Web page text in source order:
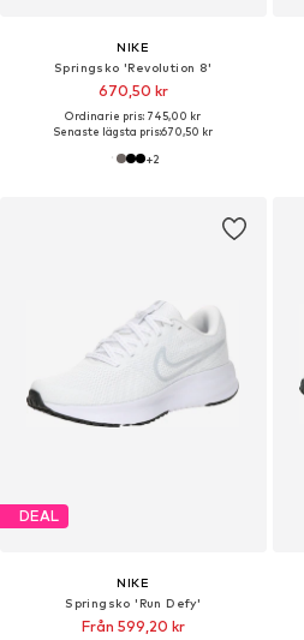
NIKE
Springsko 'Revolution 8'
670,50 kr
Ordinarie pris: 745,00 kr
Senaste lägsta pris:670,50 kr
+2
DEAL
NIKE
Springsko 'Run Defy'
Från 599,20 kr